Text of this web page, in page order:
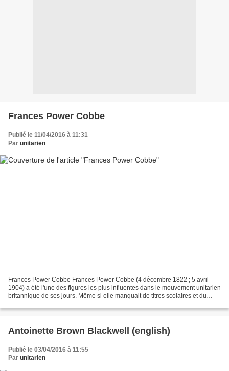
Frances Power Cobbe
Publié le 11/04/2016 à 11:31
Par unitarien
Frances Power Cobbe Frances Power Cobbe (4 décembre 1822 ; 5 avril
1904) a été l'une des figures les plus influentes dans le mouvement unitarien
britannique de ses jours. Même si elle manquait de titres scolaires et du
Antoinette Brown Blackwell (english)
Publié le 03/04/2016 à 11:55
Par unitarien